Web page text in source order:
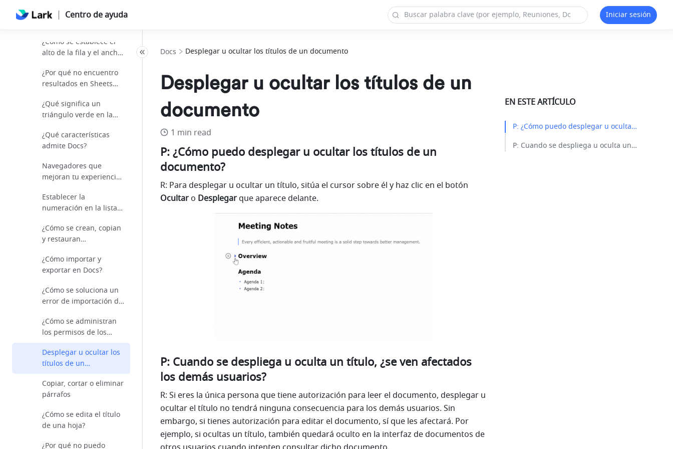
Centro de ayuda Iniciar sesión
Docs
¿Cómo se establece el
alto de la fila y el ancho
¿Por qué no encuentro
resultados en Sheets
VLOOKUP?
¿Qué significa un
triángulo verde en la
izquierda de una celda
en Sheets?
¿Qué características
admite Docs?
Navegadores que
mejoran tu experiencia
Establecer la
numeración en la lista
documento
¿Cómo se crean, copian
y restauran
¿Cómo importar y
exportar en Docs?
¿Cómo se soluciona un
error de importación de
¿Cómo se administran
los permisos de los
documentos?
Desplegar u ocultar los
títulos de un
documento
Copiar, cortar o eliminar
párrafos
¿Cómo se edita el título
de una hoja?
¿Por qué no puedo
Docs Desplegar u ocultar los títulos de un documento
Desplegar u ocultar los títulos de un
documento
1 min read
P: ¿Cómo puedo desplegar u ocultar los títulos de un
documento?
Ocultar o Desplegar que aparece delante.
P: Cuando se despliega u oculta un título, ¿se ven afectados
los demás usuarios?
R: Si eres la única persona que tiene autorización para leer el documento, desplegar u
ocultar el título no tendrá ninguna consecuencia para los demás usuarios. Sin
embargo, si tienes autorización para editar el documento, sí que les afectará. Por
ejemplo, si ocultas un título, también quedará oculto en la interfaz de documentos de
EN ESTE ARTÍCULO
P: ¿Cómo puedo desplegar u ocultar los títulos de un documento?​
P: Cuando se despliega u oculta un título, ¿se ven afectados los demás usuarios?​